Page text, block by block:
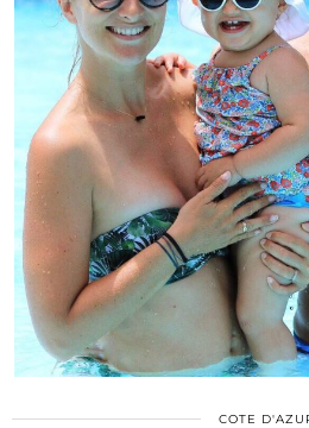
COTE